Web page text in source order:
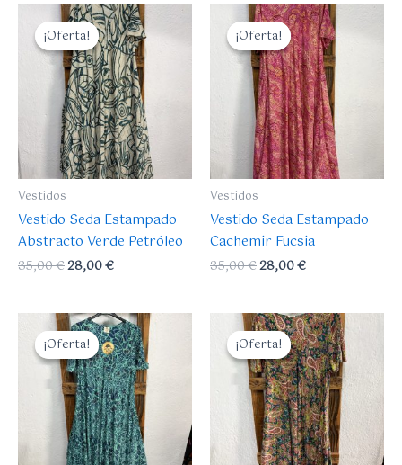
¡Oferta!
¡Oferta!
Vestidos
Vestido Seda Estampado
Abstracto Verde Petróleo
35,00€
El
precio
original
era:
35,00 €.
28,00€
El
precio
actual
es:
28,00 €.
¡Oferta!
¡Oferta!
Vestidos
Vestido Seda Estampado
Cachemir Fucsia
35,00€
El
precio
original
era:
35,00 €.
28,00€
El
precio
actual
es:
28,00 €.
¡Oferta!
¡Oferta!
El
precio
original
era:
35,00 €.
El
precio
actual
es:
28,00 €.
¡Oferta!
¡Oferta!
El
precio
original
era:
35,00 €.
El
precio
actual
es:
28,00 €.